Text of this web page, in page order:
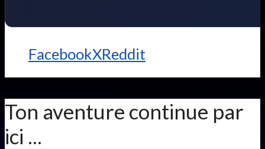
FacebookXReddit
Ton aventure continue par
ici ...